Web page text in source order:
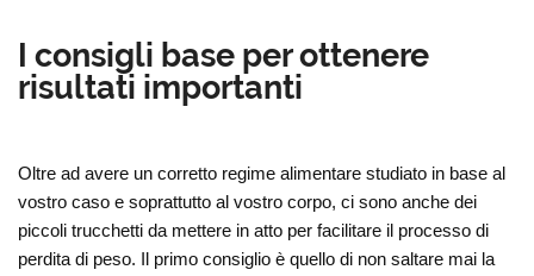
I consigli base per ottenere
risultati importanti
Oltre ad avere un corretto regime alimentare studiato in base al
vostro caso e soprattutto al vostro corpo, ci sono anche dei
piccoli trucchetti da mettere in atto per facilitare il processo di
perdita di peso. Il primo consiglio è quello di non saltare mai la